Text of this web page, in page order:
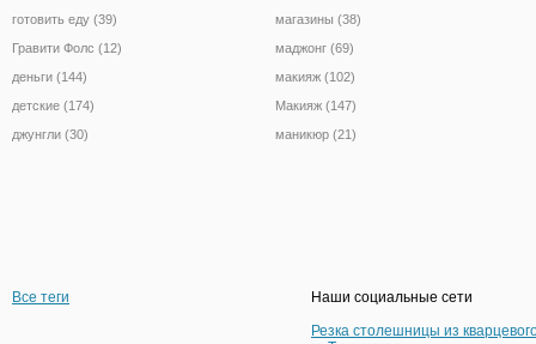
готовить еду (39)
Гравити Фолс (12)
деньги (144)
детские (174)
джунгли (30)
магазины (38)
маджонг (69)
макияж (102)
Макияж (147)
маникюр (21)
Все теги
Наши социальные сети
Резка столешницы из